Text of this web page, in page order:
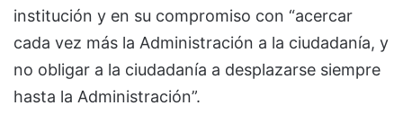
institución y en su compromiso con “acercar
cada vez más la Administración a la ciudadanía, y
no obligar a la ciudadanía a desplazarse siempre
hasta la Administración”.